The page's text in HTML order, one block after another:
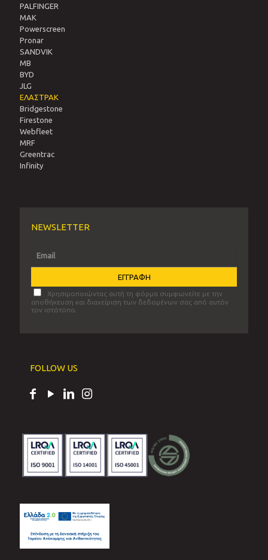
PALFINGER
MAK
Powerscreen
Pronar
SANDVIΚ
MB
BYD
JLG
ΕΛΑΣΤΡΑΚ
Bridgestone
Firestone
Webfleet
MRF
Greentrac
Infinity
NEWSLETTER
Χρησιμοποιώντας αυτή τη φόρμα συμφωνείτε με την
αποθήκευση και διαχείριση των δεδομένων σας από αυτόν
τον ιστότοπο.
FOLLOW US